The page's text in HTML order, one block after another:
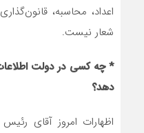
اعداد، محاسبه،
شعار نیست.
* چه کسی در دولت
دهد؟
اظهارات امروز آقای